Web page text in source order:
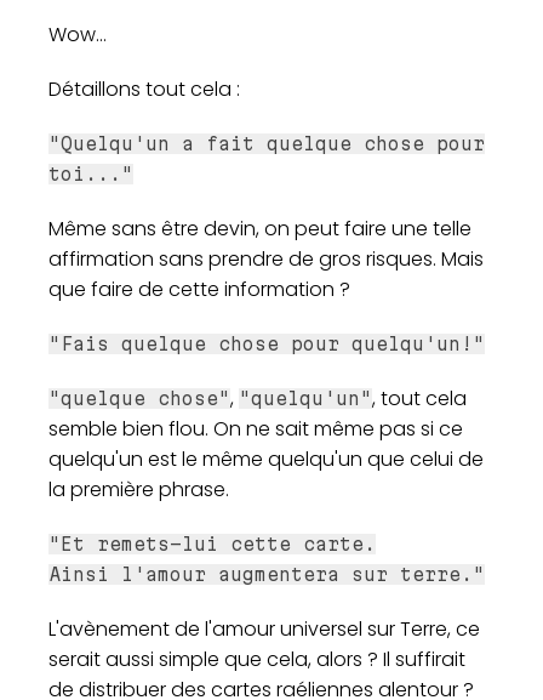
Wow...
Détaillons tout cela :
"Quelqu'un a fait quelque chose pour
toi..."
Même sans être devin, on peut faire une telle
affirmation sans prendre de gros risques. Mais
que faire de cette information ?
"Fais quelque chose pour quelqu'un!"
"quelque chose", "quelqu'un", tout cela
semble bien flou. On ne sait même pas si ce
quelqu'un est le même quelqu'un que celui de
la première phrase.
"Et remets-lui cette carte.
Ainsi l'amour augmentera sur terre."
L'avènement de l'amour universel sur Terre, ce
serait aussi simple que cela, alors ? Il suffirait
de distribuer des cartes raéliennes alentour ?